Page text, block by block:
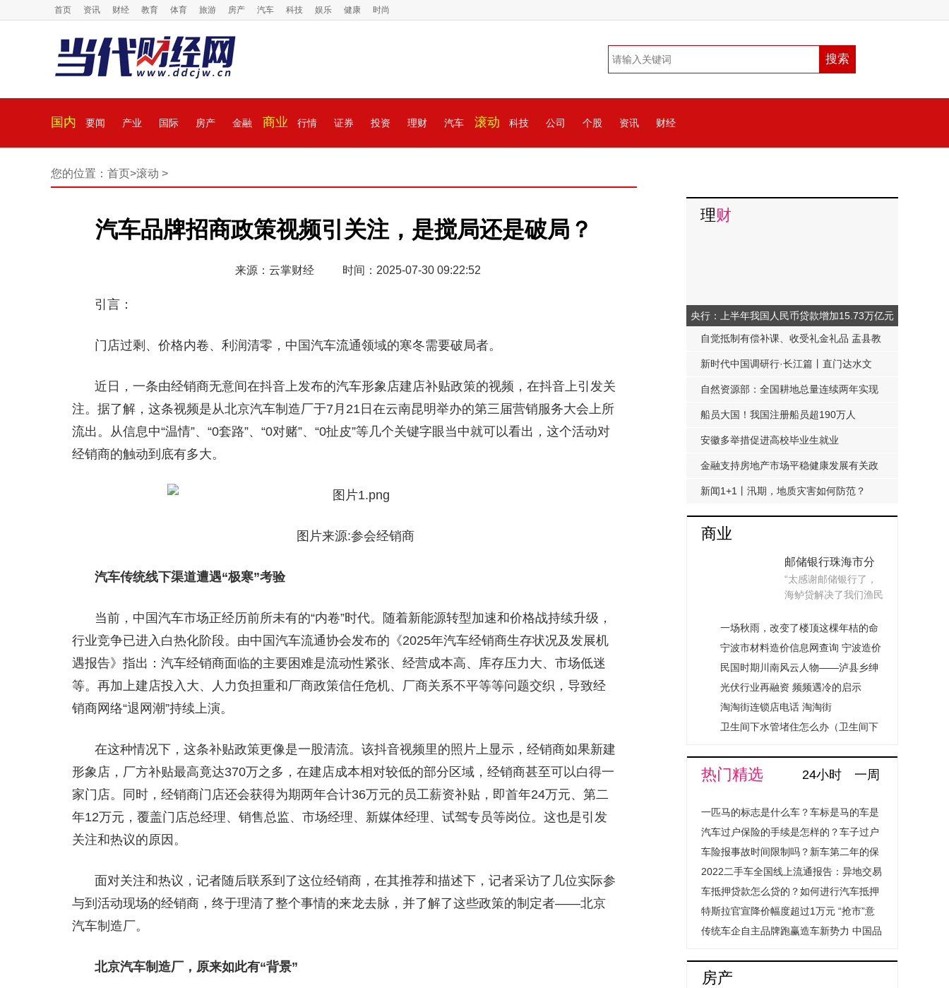
首页 资讯 财经 教育 体育 旅游 房产 汽车 科技 娱乐 健康 时尚
国内 要闻 产业 国际 房产 金融 商业 行情 证券 投资 理财 汽车 滚动 科技 公司 个股 资讯 财经
您的位置： 首页>滚动 >
汽车品牌招商政策视频引关注，是搅局还是破局？
来源：云掌财经 时间：2025-07-30 09:22:52
引言：
门店过剩、价格内卷、利润清零，中国汽车流通领域的寒冬需要破局者。
近日，一条由经销商无意间在抖音上发布的汽车形象店建店补贴政策的视频，在抖音上引发关
注。据了解，这条视频是从北京汽车制造厂于7月21日在云南昆明举办的第三届营销服务大会上所
流出。从信息中“温情”、“0套路”、“0对赌”、“0扯皮”等几个关键字眼当中就可以看出，这个活动对
经销商的触动到底有多大。
图片来源:参会经销商
汽车传统线下渠道遭遇“极寒”考验
当前，中国汽车市场正经历前所未有的“内卷”时代。随着新能源转型加速和价格战持续升级，
行业竞争已进入白热化阶段。由中国汽车流通协会发布的《2025年汽车经销商生存状况及发展机
遇报告》指出：汽车经销商面临的主要困难是流动性紧张、经营成本高、库存压力大、市场低迷
等。再加上建店投入大、人力负担重和厂商政策信任危机、厂商关系不平等等问题交织，导致经
销商网络“退网潮”持续上演。
在这种情况下，这条补贴政策更像是一股清流。该抖音视频里的照片上显示，经销商如果新建
形象店，厂方补贴最高竟达370万之多，在建店成本相对较低的部分区域，经销商甚至可以白得一
家门店。同时，经销商门店还会获得为期两年合计36万元的员工薪资补贴，即首年24万元、第二
年12万元，覆盖门店总经理、销售总监、市场经理、新媒体经理、试驾专员等岗位。这也是引发
关注和热议的原因。
面对关注和热议，记者随后联系到了这位经销商，在其推荐和描述下，记者采访了几位实际参
与到活动现场的经销商，终于理清了整个事情的来龙去脉，并了解了这些政策的制定者——北京
汽车制造厂。
北京汽车制造厂，原来如此有“背景”
理财
央行：上半年我国人民币贷款增加15.73万亿元
自觉抵制有偿补课、收受礼金礼品 盂县教
科局发布《工作提醒函》
新时代中国调研行·长江篇丨直门达水文
站：从靠人力蹲点到监测自动化
自然资源部：全国耕地总量连续两年实现
净增加
船员大国！我国注册船员超190万人
安徽多举措促进高校毕业生就业
金融支持房地产市场平稳健康发展有关政
策延期至明年底
新闻1+1丨汛期，地质灾害如何防范？
商业
邮储银行珠海市分
行探索产融结合新
模式 支持海鲈产业
“太感谢邮储银行了，
海鲈贷解决了我们渔民
一场秋雨，改变了楼顶这棵年桔的命
运，本来只吃土的，今天还可以喝水
啦，更要洗...
宁波市材料造价信息网查询 宁波造价
信息网地址
民国时期川南风云人物——泸县乡绅
潘与三的传奇往事
光伏行业再融资 频频遇冷的启示
淘淘街连锁店电话 淘淘街
卫生间下水管堵住怎么办（卫生间下
热门精选 24小时 一周
一匹马的标志是什么车？车标是马的车是
什么汽车？
汽车过户保险的手续是怎样的？车子过户
保险费用会上涨吗？
车险报事故时间限制吗？新车第二年的保
险怎么买？
2022二手车全国线上流通报告：异地交易
量提升超1.4倍成绝对主流
车抵押贷款怎么贷的？如何进行汽车抵押
贷款程序是怎样的？
特斯拉官宣降价幅度超过1万元 “抢市”意
图明显
传统车企自主品牌跑赢造车新势力 中国品
房产